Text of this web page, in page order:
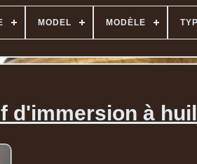
MODEL MODÈLE
d'immersion à